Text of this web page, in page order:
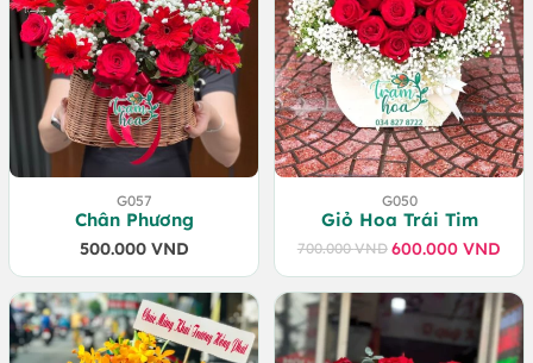
G057
Chân Phương
500.000 VND
G050
Giỏ Hoa Trái Tim
700.000VND Giá
gốc
là:
700.000 VND.
600.000VND
Giá
hiện
tại
là:
600.000 VND.